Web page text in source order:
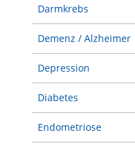
Darmkrebs
Demenz / Alzheimer
Depression
Diabetes
Endometriose